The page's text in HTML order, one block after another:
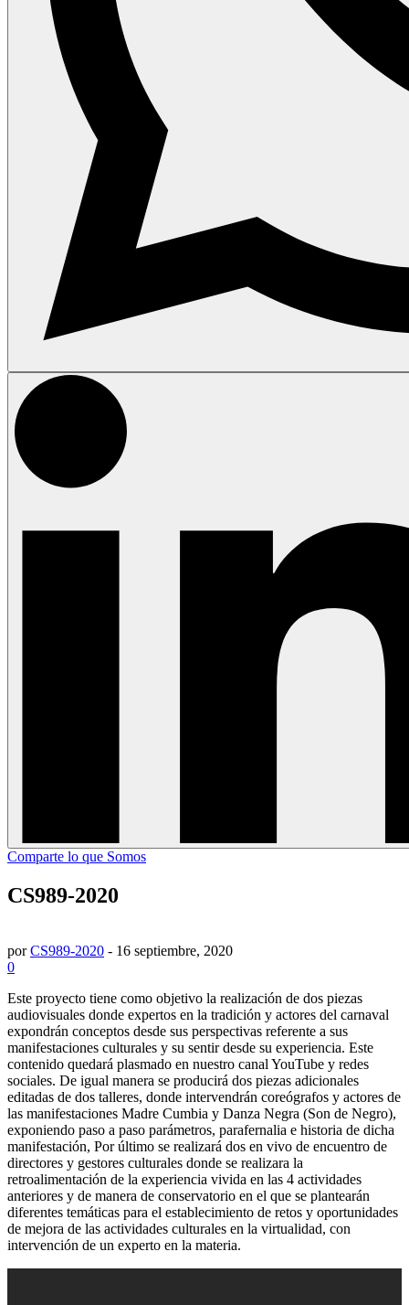
Comparte lo que Somos
CS989-2020
porCS989-2020 - 16 septiembre, 2020
0
Este proyecto tiene como objetivo la realización de dos piezas
audiovisuales donde expertos en la tradición y actores del carnaval
expondrán conceptos desde sus perspectivas referente a sus
manifestaciones culturales y su sentir desde su experiencia. Este
contenido quedará plasmado en nuestro canal YouTube y redes
sociales. De igual manera se producirá dos piezas adicionales
editadas de dos talleres, donde intervendrán coreógrafos y actores de
las manifestaciones Madre Cumbia y Danza Negra (Son de Negro),
exponiendo paso a paso parámetros, parafernalia e historia de dicha
manifestación, Por último se realizará dos en vivo de encuentro de
directores y gestores culturales donde se realizara la
retroalimentación de la experiencia vivida en las 4 actividades
anteriores y de manera de conservatorio en el que se plantearán
diferentes temáticas para el establecimiento de retos y oportunidades
de mejora de las actividades culturales en la virtualidad, con
intervención de un experto en la materia.